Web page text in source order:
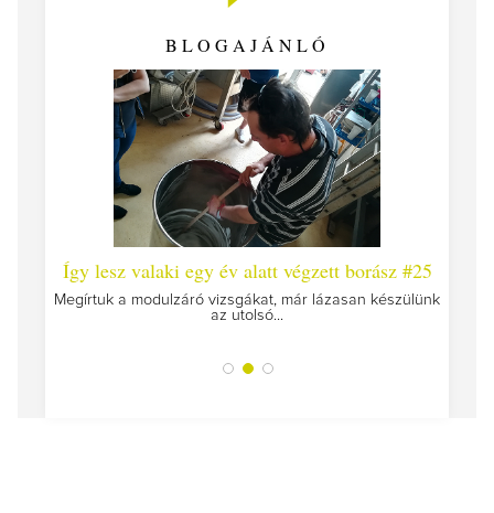
BLOGAJÁNLÓ
Így lesz valaki egy év alatt végzett borász #25
Megírtuk a modulzáró vizsgákat, már lázasan készülünk
az utolsó...